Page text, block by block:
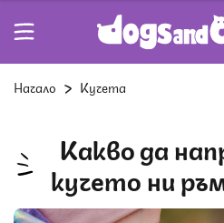
Начало Кучета
Какво да направим, ако
кучето ни